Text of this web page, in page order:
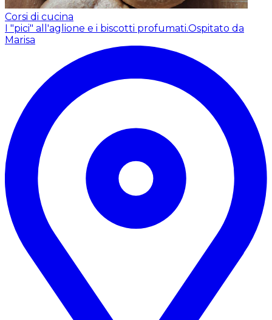
Corsi di cucina
I "pici" all'aglione e i biscotti profumati.Ospitato da
Marisa